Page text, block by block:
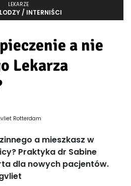
LEKARZE
/ INTERNIŚCI
a nie
Lekarza
Rotterdam
a mieszkasz w
Praktyka dr Sabine
dla nowych pacjentów.